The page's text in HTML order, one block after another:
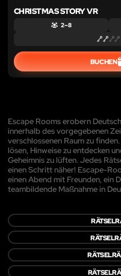
CHRISTMAS STORY VR
2 – 8
BUCHEN
Escape Rooms erobern
innerhalb des vorgegebenen
verschlossenen Raum zu
lösen, Hinweise zu entdecken
Geheimnis zu lüften. Jedes
einen Schritt näher! Escape-
einen Abend mit Freunden, ein
teambildende Maßnahme in